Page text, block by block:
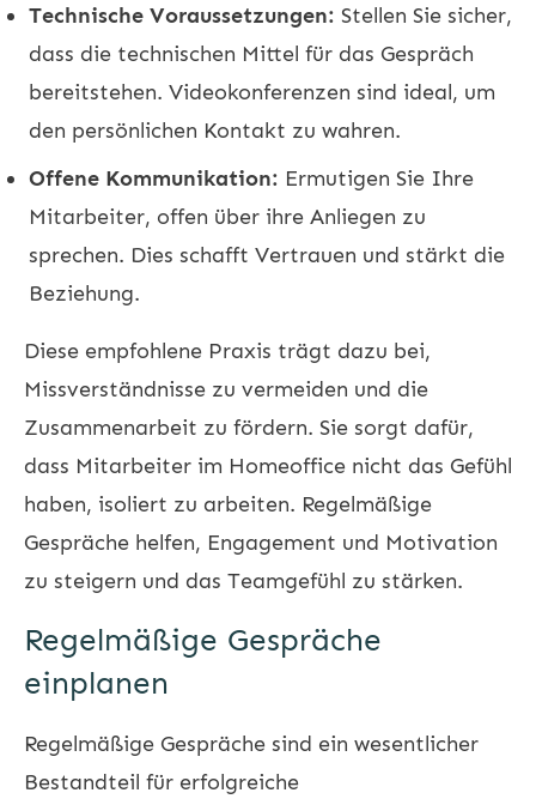
Technische Voraussetzungen: Stellen Sie sicher,
dass die technischen Mittel für das Gespräch
bereitstehen. Videokonferenzen sind ideal, um
den persönlichen Kontakt zu wahren.
Offene Kommunikation: Ermutigen Sie Ihre
Mitarbeiter, offen über ihre Anliegen zu
sprechen. Dies schafft Vertrauen und stärkt die
Beziehung.
Diese empfohlene Praxis trägt dazu bei,
Missverständnisse zu vermeiden und die
Zusammenarbeit zu fördern. Sie sorgt dafür,
dass Mitarbeiter im Homeoffice nicht das Gefühl
haben, isoliert zu arbeiten. Regelmäßige
Gespräche helfen, Engagement und Motivation
zu steigern und das Teamgefühl zu stärken.
Regelmäßige Gespräche
einplanen
Regelmäßige Gespräche sind ein wesentlicher
Bestandteil für erfolgreiche